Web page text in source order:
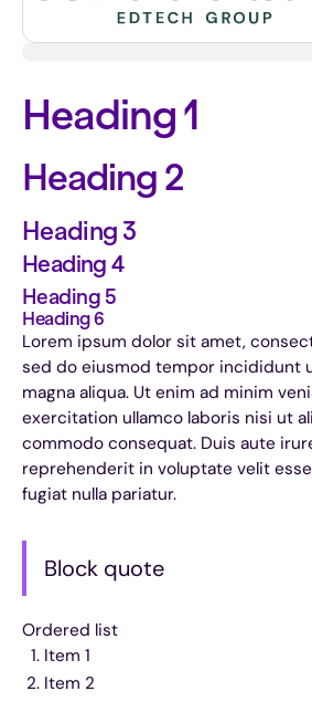
Heading 1
Heading 2
Heading 3
Heading 4
Heading 5
Heading 6
Lorem ipsum dolor sit amet,
sed do eiusmod tempor incididunt
magna aliqua. Ut enim ad minim
exercitation ullamco laboris nisi ut
commodo consequat. Duis aute
reprehenderit in voluptate velit
fugiat nulla pariatur.
Block quote
Ordered list
Item 1
Item 2